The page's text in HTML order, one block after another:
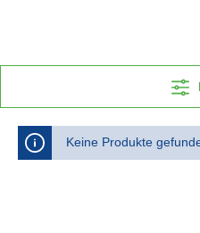
Keine Produkte